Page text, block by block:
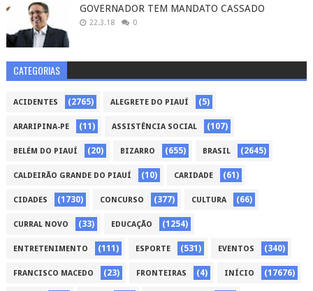
GOVERNADOR TEM MANDATO CASSADO
22.3.18 0
CATEGORIAS
ACIDENTES (2765) ALEGRETE DO PIAUÍ (5)
ARARIPINA-PE (11) ASSISTÊNCIA SOCIAL (107)
BELÉM DO PIAUÍ (20) BIZARRO (655) BRASIL (2645)
CALDEIRÃO GRANDE DO PIAUÍ (10) CARIDADE (61)
CIDADES (1730) CONCURSO (377) CULTURA (66)
CURRAL NOVO (33) EDUCAÇÃO (1254)
ENTRETENIMENTO (111) ESPORTE (531) EVENTOS (340)
FRANCISCO MACEDO (23) FRONTEIRAS (4) INÍCIO (17676)